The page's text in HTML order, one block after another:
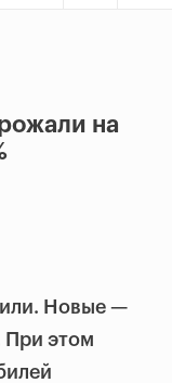
на
Новые —
При этом